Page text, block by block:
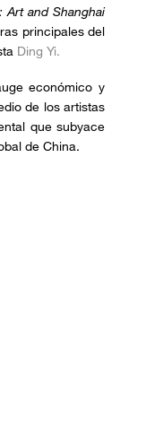
Art and Shanghai
principales del
Ding Yi.
económico y
de los artistas
que subyace
de China.